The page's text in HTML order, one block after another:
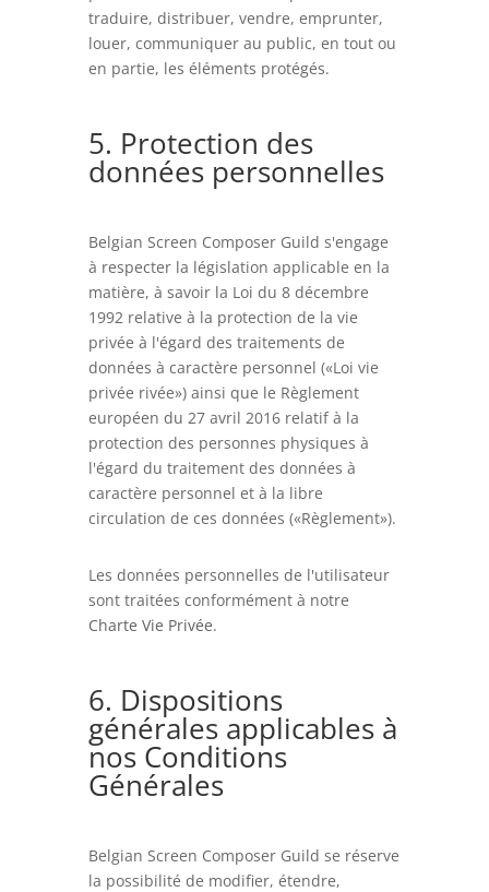
traduire, distribuer, vendre, emprunter,
louer, communiquer au public, en tout ou
en partie, les éléments protégés.
5. Protection des
données personnelles
Belgian Screen Composer Guild s'engage
à respecter la législation applicable en la
matière, à savoir la Loi du 8 décembre
1992 relative à la protection de la vie
privée à l'égard des traitements de
données à caractère personnel («Loi vie
privée rivée») ainsi que le Règlement
européen du 27 avril 2016 relatif à la
protection des personnes physiques à
l'égard du traitement des données à
caractère personnel et à la libre
circulation de ces données («Règlement»).
Les données personnelles de l'utilisateur
sont traitées conformément à notre
Charte Vie Privée.
6. Dispositions
générales applicables à
nos Conditions
Générales
Belgian Screen Composer Guild se réserve
la possibilité de modifier, étendre,